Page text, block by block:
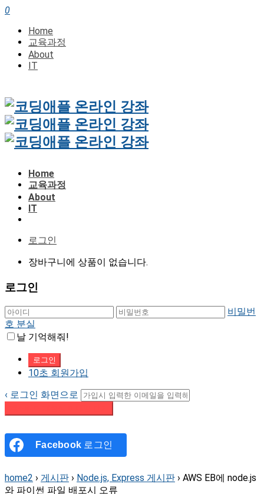
0
Home
교육과정
About
IT
Home
교육과정
About
IT
로그인
장바구니에 상품이 없습니다.
로그인
비밀번
호 분실
날 기억해줘!
10초 회원가입
‹ 로그인 화면으로
Facebook 로그인
home2 › 게시판 › Node.js, Express 게시판 › AWS EB에 node.js
와 파이썬 파일 배포시 오류